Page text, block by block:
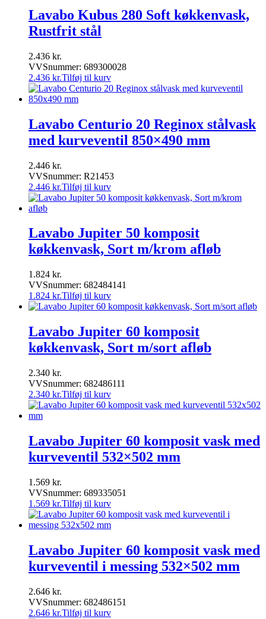
Lavabo Kubus 280 Soft køkkenvask,
Rustfrit stål
2.436 kr.
VVSnummer: 689300028
2.436 kr.Tilføj til kurv
Lavabo Centurio 20 Reginox stålvask
med kurveventil 850×490 mm
2.446 kr.
VVSnummer: R21453
2.446 kr.Tilføj til kurv
Lavabo Jupiter 50 komposit
køkkenvask, Sort m/krom afløb
1.824 kr.
VVSnummer: 682484141
1.824 kr.Tilføj til kurv
Lavabo Jupiter 60 komposit
køkkenvask, Sort m/sort afløb
2.340 kr.
VVSnummer: 682486111
2.340 kr.Tilføj til kurv
Lavabo Jupiter 60 komposit vask med
kurveventil 532×502 mm
1.569 kr.
VVSnummer: 689335051
1.569 kr.Tilføj til kurv
Lavabo Jupiter 60 komposit vask med
kurveventil i messing 532×502 mm
2.646 kr.
VVSnummer: 682486151
2.646 kr.Tilføj til kurv